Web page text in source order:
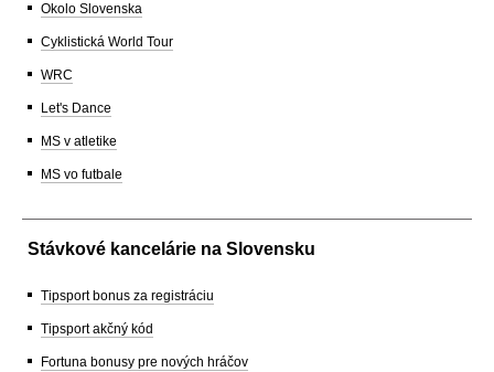
Okolo Slovenska
Cyklistická World Tour
WRC
Let's Dance
MS v atletike
MS vo futbale
Stávkové kancelárie na Slovensku
Tipsport bonus za registráciu
Tipsport akčný kód
Fortuna bonusy pre nových hráčov